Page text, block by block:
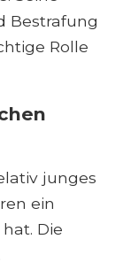
Bestrafung
Rolle
junges
ein
Die